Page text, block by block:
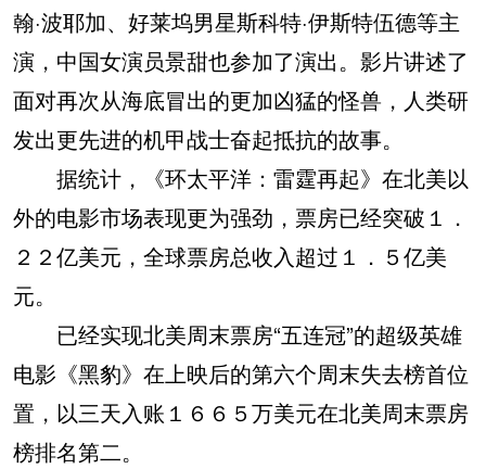
翰·波耶加、好莱坞男星斯科特·伊斯特伍德等主
演，中国女演员景甜也参加了演出。影片讲述了
面对再次从海底冒出的更加凶猛的怪兽，人类研
发出更先进的机甲战士奋起抵抗的故事。
据统计，《环太平洋：雷霆再起》在北美以
外的电影市场表现更为强劲，票房已经突破１．
２２亿美元，全球票房总收入超过１．５亿美
元。
已经实现北美周末票房“五连冠”的超级英雄
电影《黑豹》在上映后的第六个周末失去榜首位
置，以三天入账１６６５万美元在北美周末票房
榜排名第二。